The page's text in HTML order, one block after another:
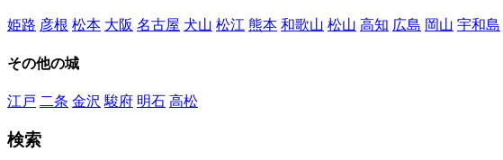
姫路 彦根 松本 大阪 名古屋 犬山 松江 熊本 和歌山 松山 高知 広島 岡山 宇和島
その他の城
江戸 二条 金沢 駿府 明石 高松
検索